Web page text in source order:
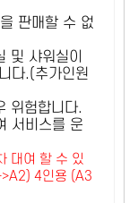
판매할 수 없
및 샤워실이
다.(추가인원
위험합니다.
서비스를 운
대여 할 수 있
4인용 (A3